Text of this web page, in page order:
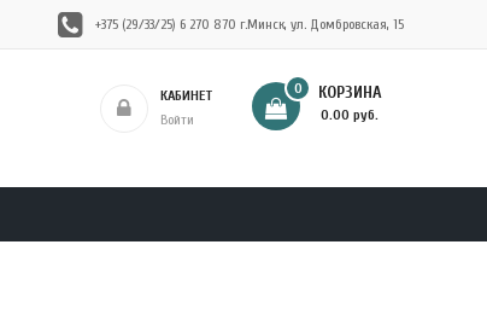
+375 (29/33/25) 6 270 870 г.Минск, ул. Домбровская, 15
КОРЗИНА
0
- 0.00 руб.
КАБИНЕТ
Войти